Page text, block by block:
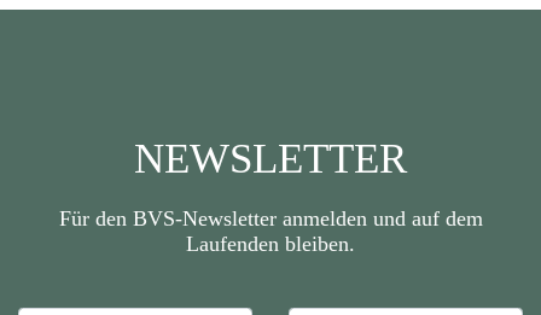
NEWSLETTER
Für den BVS-Newsletter anmelden und auf dem
Laufenden bleiben.